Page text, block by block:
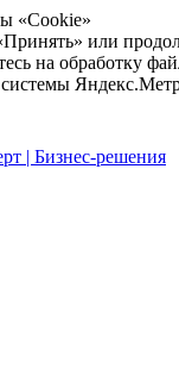
«Cookie»
или
на обработку
| Бизнес-решения